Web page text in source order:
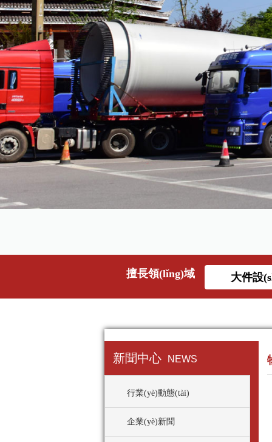
擅長領(lǐng)域
大件設
吊
新聞中心 NEWS
行業(yè)動態(tài)
企業(yè)新聞